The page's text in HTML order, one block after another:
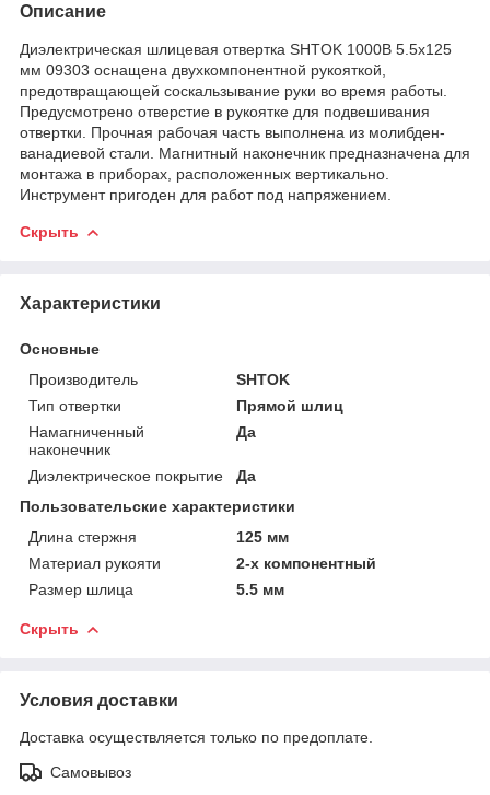
Описание
Диэлектрическая шлицевая отвертка SHTOK 1000В 5.5х125
мм 09303 оснащена двухкомпонентной рукояткой,
предотвращающей соскальзывание руки во время работы.
Предусмотрено отверстие в рукоятке для подвешивания
отвертки. Прочная рабочая часть выполнена из молибден-
ванадиевой стали. Магнитный наконечник предназначена для
монтажа в приборах, расположенных вертикально.
Инструмент пригоден для работ под напряжением.
Скрыть
Характеристики
Основные
Производитель
SHTOK
Тип отвертки
Прямой шлиц
Намагниченный
наконечник
Да
Диэлектрическое покрытие
Да
Пользовательские характеристики
Длина стержня
125 мм
Материал рукояти
2-х компонентный
Размер шлица
5.5 мм
Скрыть
Условия доставки
Доставка осуществляется только по предоплате.
Самовывоз